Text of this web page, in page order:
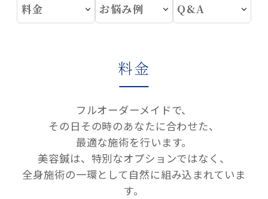
料金 お悩み例 Q&A
料金
フルオーダーメイドで、
その日その時のあなたに合わせた、
最適な施術を行います。
美容鍼は、特別なオプションではなく、
全身施術の一環として自然に組み込まれていま
す。